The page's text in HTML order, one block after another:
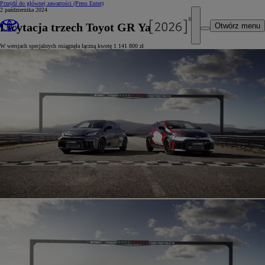
Przejdź do głównej zawartości (Press Enter)
Otwórz menu
2 października 2024
Licytacja trzech Toyot GR Yaris
W wersjach specjalnych osiągnęła łączną kwotę 1 141 800 zł